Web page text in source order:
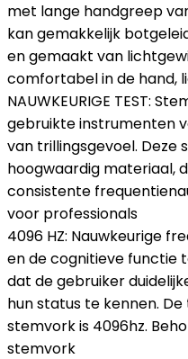
met lange handgreep
kan gemakkelijk
en gemaakt van
comfortabel in de hand,
NAUWKEURIGE TEST:
gebruikte instrumenten
van trillingsgevoel. Deze
hoogwaardig materiaal,
consistente
voor professionals
4096 HZ: Nauwkeurige
en de cognitieve functie
dat de gebruiker
hun status te kennen.
stemvork is 4096hz.
stemvork